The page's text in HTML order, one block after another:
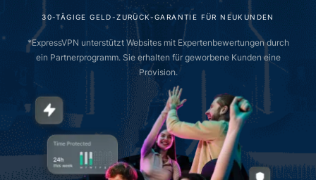
30-TÄGIGE GELD-ZURÜCK-GARANTIE FÜR NEUKUNDEN
*ExpressVPN unterstützt Websites mit Expertenbewertungen durch
ein Partnerprogramm. Sie erhalten für geworbene Kunden eine
Provision.